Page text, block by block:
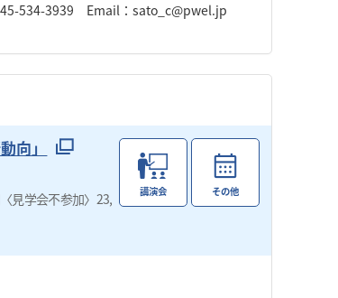
534-3939 Email：sato_c@pwel.jp
向」
見学会不参加〉23,
講演会 その他